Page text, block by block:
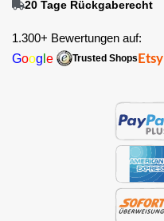
20 Tage Rückgaberecht
1.300+ Bewertungen auf:
Goog e Trusted Shops Etsy